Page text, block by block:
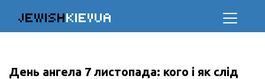
JEWISHKIEVUA
День ангела 7 листопада: кого і як слід